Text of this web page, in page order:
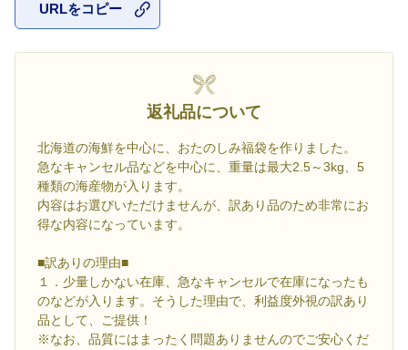
URLをコピー
返礼品について
北海道の海鮮を中心に、おたのしみ福袋を作りました。
急なキャンセル品などを中心に、重量は最大2.5～3kg、5
種類の海産物が入ります。
内容はお選びいただけませんが、訳あり品のため非常にお
得な内容になっています。
■訳ありの理由■
１．少量しかない在庫、急なキャンセルで在庫になったも
のなどが入ります。そうした理由で、利益度外視の訳あり
品として、ご提供！
※なお、品質にはまったく問題ありませんのでご安心くだ